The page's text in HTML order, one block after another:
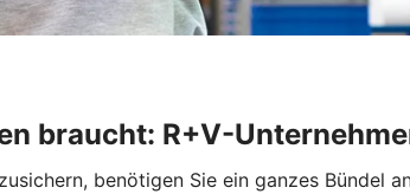
braucht: R+V-
benötigen Sie ein ganzes Bündel